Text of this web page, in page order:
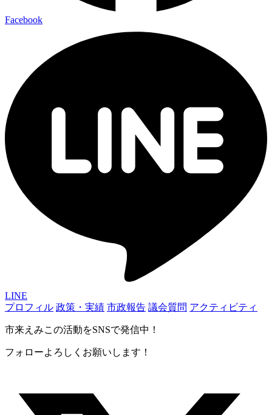
Facebook
LINE
プロフィル 政策・実績 市政報告 議会質問 アクティビティ
市来えみこの活動をSNSで発信中！
フォローよろしくお願いします！